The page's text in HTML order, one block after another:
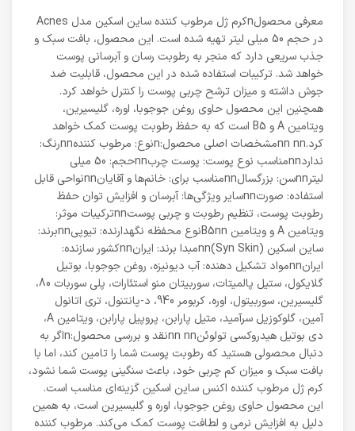
معرفی محصولnکرم ژل مرطوب کننده ساین اسکین مدل Acnes
در حجم 50 میلی لیتر تهیه شده است. این محصول، بافت سبک و
جذب سریعی دارد که منجر به رطوبت رسان و آبرسانی پوست
خواهد شد. ترکیبات استفاده شده در این محصول، قابلیت ضد
جوش داشته و میزان ترشح چربی پوست را کنترل خواهد کرد.
همچنین این محصول حاوی روغن جوجوبا، اوره، گلیسیرین،
ویتامین A و B5 است که به حفظ رطوبت پوست کمک خواهد
کرد.nn nnمشخصات اصلی محصول:nنوع: مرطوب کنندهnnرنگ:
نداردnnمناسب نوع پوست: پوست چربnnحجم: 50 میلی
لیترnnسن: بزرگسالnnمناسب برای: خانم‌ها و آقایانnnنواحی قابل
استفاده: صورتnnسایر ویژگی‌ها: آبرسان و افزایش توان حفظ
رطوبت پوست، تنظیم رطوبت و چربی پوستnnترکیبات موثر:
ویتامین A و ویتامین B5nnنوع محفظه نگهدارنده: تیوپیnnبرند:
ساین اسکین (Syn Skin)nnمبدا برند: ایرانnnکشور سازنده:
ایرانnnمواد تشکیل دهنده: آب دیونیزه، روغن جوجوبا، بوتیل
گلایکول، ستیل پالمیتات، سوربیتان منو استئارات، پلی سوربات 80،
گلیسیرین، سوربیتول، اوره، کربومر 940، د-پانتنول، تری اتانول
آمین، گلوکوزیل سرآمید، متیل پارابن، پروپیل پارابن، ویتامین A،
دی بوتیل هیدروکسی تولوئنnn nnنقد و بررسی محصول:nاگر به
دنبال محصولی هستید که رطوبت پوست شما را تامین کند، اما با
بافت سبک و میزان کم چربی خود، باعث سنگینی پوست شما نشود،
کرم ژل مرطوب کننده اکنس ساین اسکین گزینه‌ای مناسب است.
این محصول حاوی روغن جوجوبا، اوره و گلیسیرین است، به همین
دلیل به افزایش نرمی و لطافت پوست کمک می‌کند. مرطوب کننده